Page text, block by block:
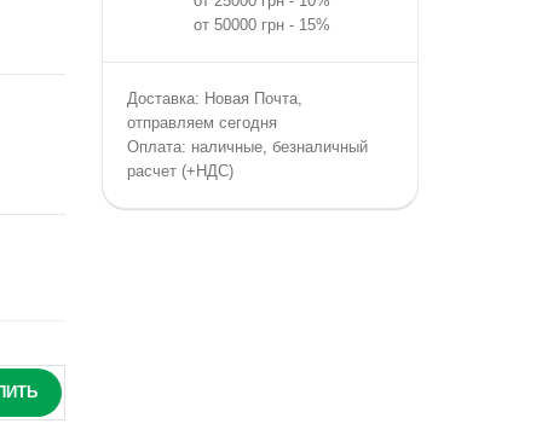
от 50000 грн - 15%
Доставка: Новая Почта,
отправляем сегодня
Оплата: наличные, безналичный
расчет (+НДС)